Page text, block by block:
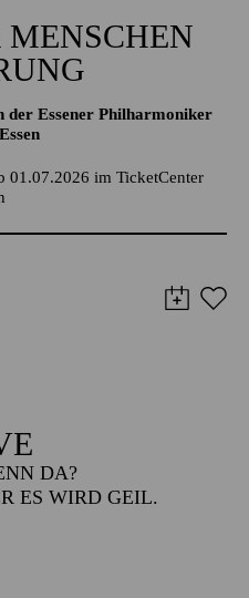
MENSCHEN
Essener Philharmoniker
01.07.2026 im TicketCenter
DA?
ES WIRD GEIL.